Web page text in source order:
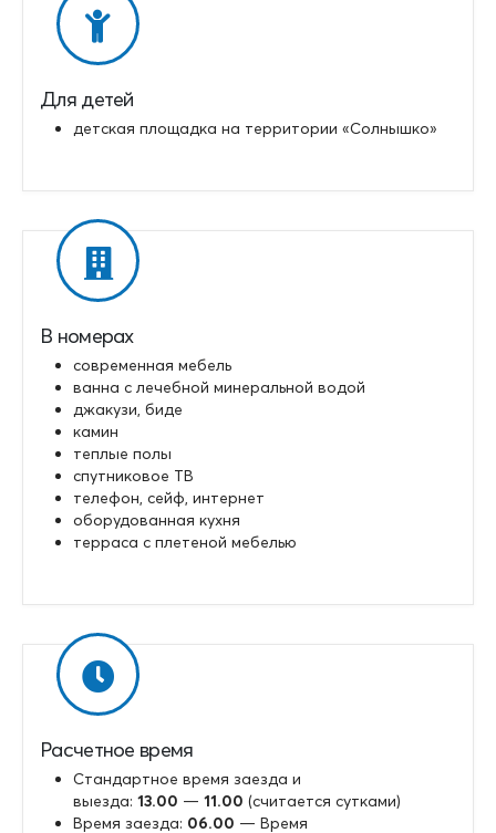
Для детей
детская площадка на территории «Солнышко»
В номерах
современная мебель
ванна с лечебной минеральной водой
джакузи, биде
камин
теплые полы
спутниковое ТВ
телефон, сейф, интернет
оборудованная кухня
терраса с плетеной мебелью
Расчетное время
Стандартное время заезда и
выезда: 13.00 — 11.00 (считается сутками)
Время заезда: 06.00 — Время